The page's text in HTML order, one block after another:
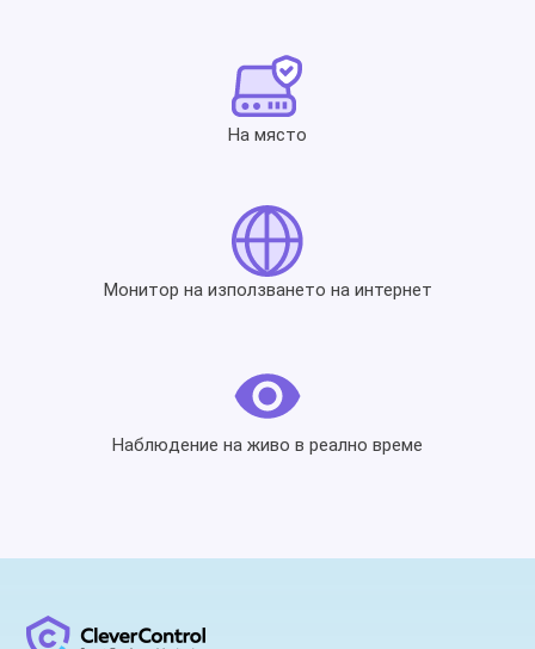
На място
Монитор на използването на интернет
Наблюдение на живо в реално време